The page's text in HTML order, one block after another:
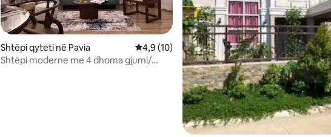
Shtëpi qyteti në Pavia Vlerësimi mesatar 4,9 nga 5, 10 vlerësime
4,9 (10)
Shtëpi moderne me 4 dhoma gjumi/